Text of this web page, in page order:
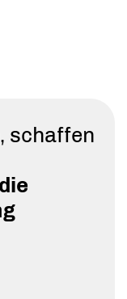
schaffen